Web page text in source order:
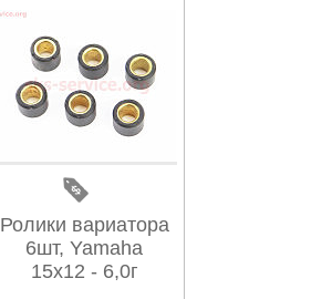
Ролики вариатора
6шт, Yamaha
15x12 - 6,0г